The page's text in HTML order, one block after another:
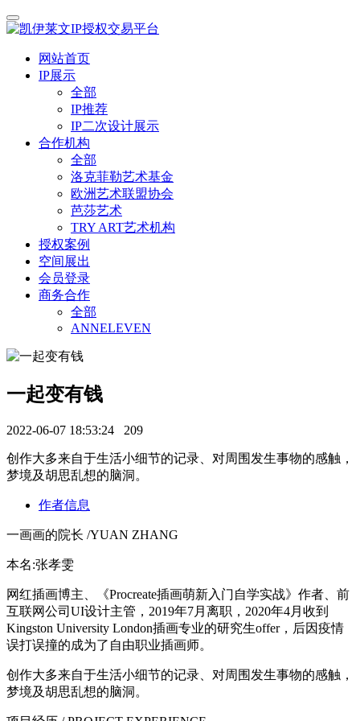
网站首页
IP展示
全部
IP推荐
IP二次设计展示
合作机构
全部
洛克菲勒艺术基金
欧洲艺术联盟协会
芭莎艺术
TRY ART艺术机构
授权案例
空间展出
会员登录
商务合作
全部
ANNELEVEN
一起变有钱
2022-06-07 18:53:24 209
​创作⼤多来⾃于⽣活⼩细节的记录、对周围发⽣事物的感触，
梦境及胡思乱想的脑洞。
作者信息
⼀画画的院⻓ /YUAN ZHANG
本名:张孝雯
⽹红插画博主、《Procreate插画萌新⼊⻔⾃学实战》作者、前
互联⽹公司UI设计主管，2019年7⽉离职，2020年4⽉收到
Kingston University London插画专业的研究⽣offer，后因疫情
误打误撞的成为了⾃由职业插画师。
创作⼤多来⾃于⽣活⼩细节的记录、对周围发⽣事物的感触，
梦境及胡思乱想的脑洞。